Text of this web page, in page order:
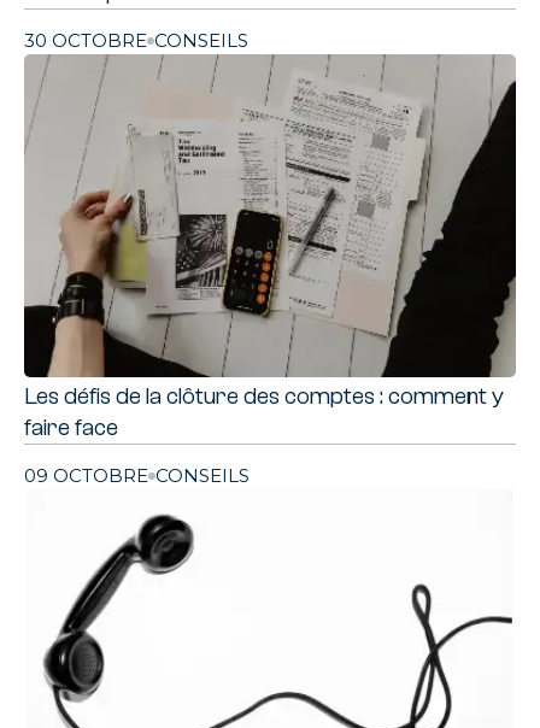
30 OCTOBRE CONSEILS
Les défis de la clôture des comptes : comment y
faire face
09 OCTOBRE CONSEILS